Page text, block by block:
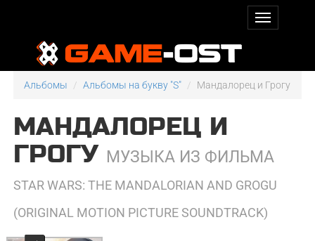
Альбомы Альбомы на букву "S" Мандалорец и Грогу
МАНДАЛОРЕЦ И
ГРОГУ МУЗЫКА ИЗ ФИЛЬМА
STAR WARS: THE MANDALORIAN AND GROGU
(ORIGINAL MOTION PICTURE SOUNDTRACK)